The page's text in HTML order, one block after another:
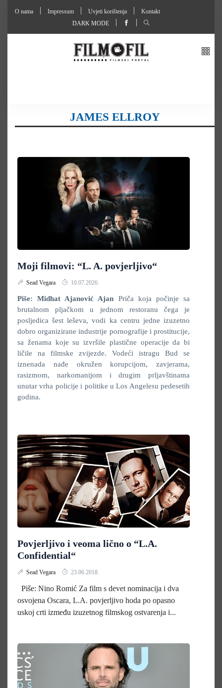
O nama Impressum Uvjeti korištenja
Kontakt
DARK MODE
JAMES ELLROY
Moji filmovi: “L. A. povjerljivo“
Sead Vegara 10.07.2026.
Piše: Midhat Ajanović Ajan Priča koja počinje sa
brutalnom pljačkom u jednom restoranu čega je
posljedica šest leševa, vodi ka centru jedne izuzetno
dobro organizirane industrije pornografije i prostitucije,
sa ženama koje su izvršile plastične operacije da bi
ličile na filmske zvijezde. Vodeći istragu Bud se
iznenada nađe okružen korupcijom, zavjerama,
rasizmom, narkomanijom i drugim prljavštinama
unutar vrha policije i politike u Los Angelesu pedesetih
godina.
Povjerljivo i veoma lično o “L.A.
Confidential“
Sead Vegara 23.06.2018.
Piše: Nino Romić Za film s devet nominacija i dva
osvojena Oscara, L.A. povjerljivo hoda po opasno
uskoj crti između izuzetnog filmskog ostvarenja i...